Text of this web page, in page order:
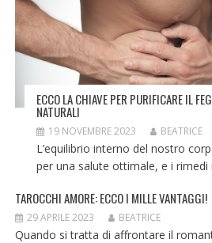
ECCO LA CHIAVE PER PURIFICARE IL
NATURALI
19 NOVEMBRE 2023 BEATRICE
L’equilibrio interno del nostro
per una salute ottimale, e i rimedi
TAROCCHI AMORE: ECCO I MILLE VANTAGGI!
29 APRILE 2023 BEATRICE
Quando si tratta di affrontare il